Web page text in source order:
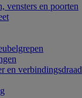
vensters en poorten
en verbindingsdraad